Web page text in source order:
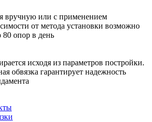
вручную или с применением
от метода установки возможно
80 опор в день
исходя из параметров постройки.
обвязка гарантирует надежность